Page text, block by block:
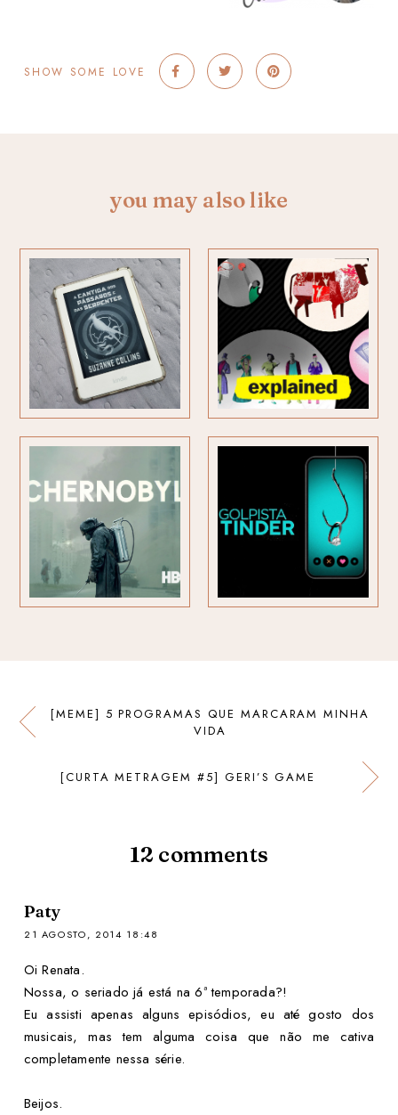
SHOW SOME LOVE
you may also like
[MEME] 5 PROGRAMAS QUE MARCARAM MINHA
VIDA
[CURTA METRAGEM #5] GERI’S GAME
12 comments
Paty
21 AGOSTO, 2014 18:48
Oi Renata.
Nossa, o seriado já está na 6ª temporada?!
Eu assisti apenas alguns episódios, eu até gosto dos
musicais, mas tem alguma coisa que não me cativa
completamente nessa série.
Beijos.